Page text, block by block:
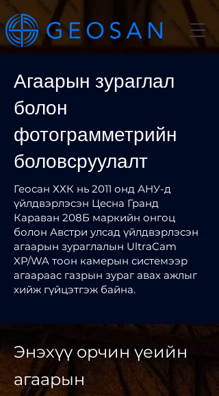
Агаарын зураглал
болон
фотограмметрийн
боловсруулалт
Геосан ХХК нь 2011 онд АНУ-д
үйлдвэрлэсэн Цесна Гранд
Караван 208Б маркийн онгоц
болон Австри улсад үйлдвэрлэсэн
агаарын зураглалын UltraCam
XP/WA тоон камерын системээр
агаараас газрын зураг авах ажлыг
хийж гүйцэтгэж байна.
Энэхүү орчин үеийн
агаарын